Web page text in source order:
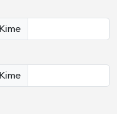
Kime
Kime